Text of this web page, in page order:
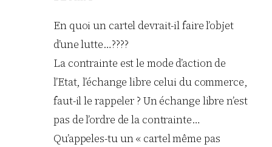
En quoi un cartel devrait-il faire l’objet
d’une lutte…????
La contrainte est le mode d’action de
l’Etat, l’échange libre celui du commerce,
faut-il le rappeler ? Un échange libre n’est
pas de l’ordre de la contrainte…
Qu’appeles-tu un « cartel même pas